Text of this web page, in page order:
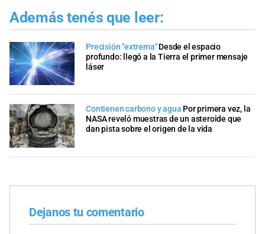
Además tenés que leer:
Precisión "extrema" Desde el espacio
profundo: llegó a la Tierra el primer mensaje
láser
Contienen carbono y agua Por primera vez, la
NASA reveló muestras de un asteroide que
dan pista sobre el origen de la vida
Dejanos tu comentario